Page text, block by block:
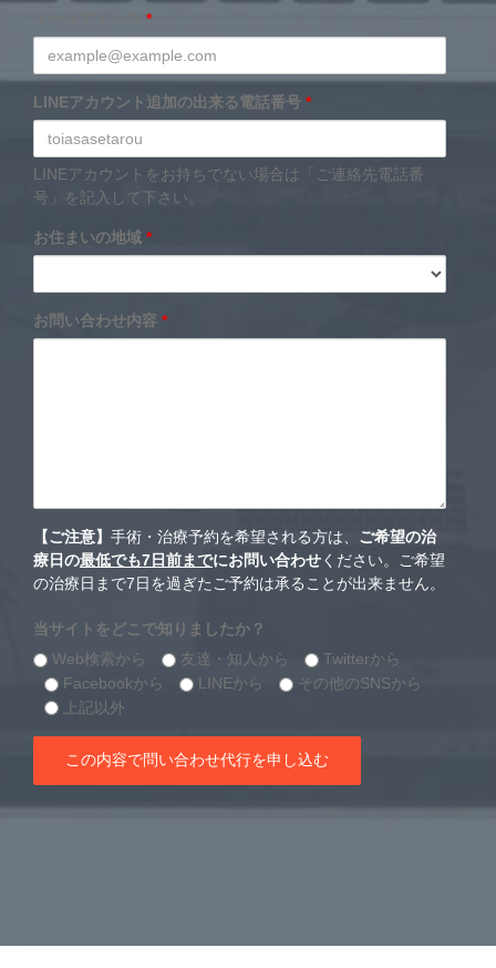
*
LINEアカウント追加の出来る電話番号 *
LINEアカウントをお持ちでない場合は「ご連絡先電話番
号」を記入して下さい。
お住まいの地域 *
お問い合わせ内容 *
【ご注意】 手術・治療予約を希望される方は、 ご希望の治
療日の最低でも7日前までにお問い合わせください。ご希望
の治療日まで7日を過ぎたご予約は承ることが出来ません。
当サイトをどこで知りましたか？
Web検索から
友達・知人から
Twitterから
Facebookから
LINEから
その他のSNSから
上記以外